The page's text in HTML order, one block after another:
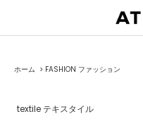
ホーム > FASHION ファッション
textile テキスタイル